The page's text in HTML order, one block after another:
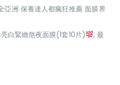
亞洲 保養達人都瘋狂推薦 面膜界
白緊緻熬夜面膜(1套10片)
, 最